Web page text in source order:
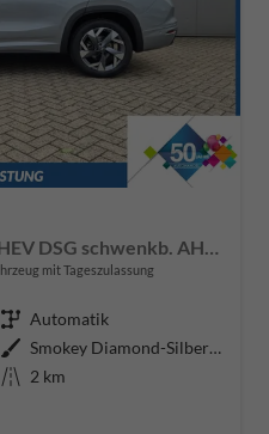
mit Tageszulassung
Getriebe Automatik
Außenfarbe
Smokey Diamond-Silber Metallic
Kilometerstand 2 km